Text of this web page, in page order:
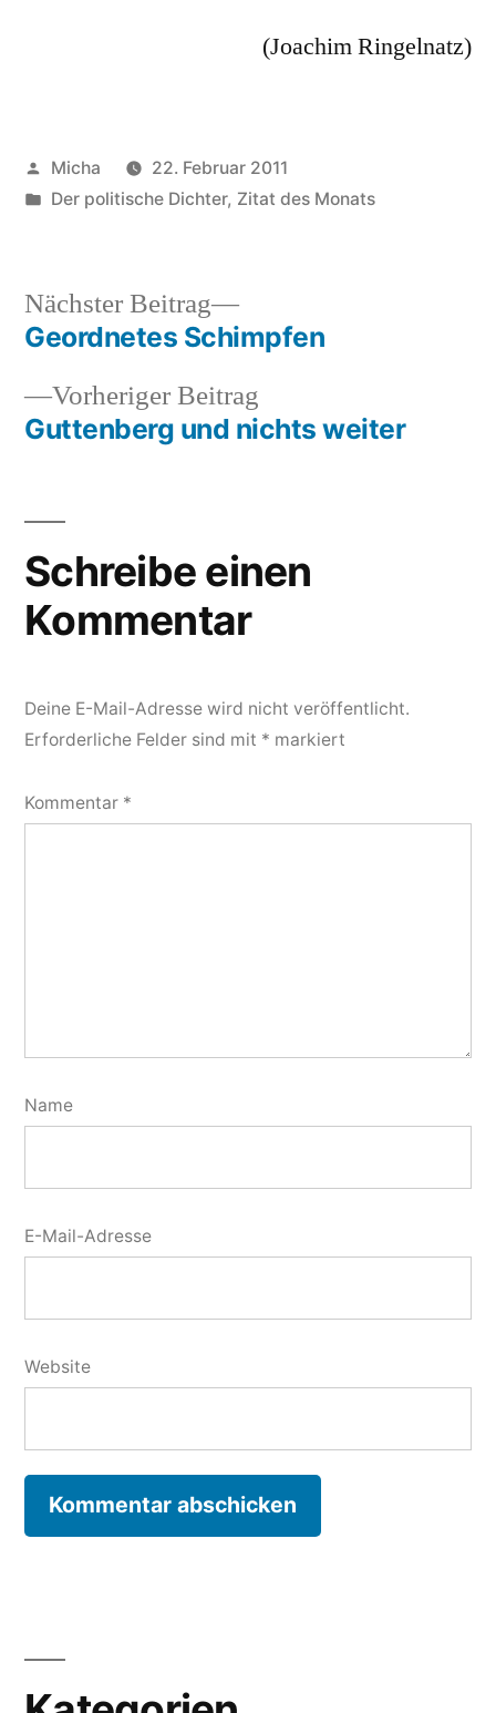
(Joachim Ringelnatz)
Veröffentlicht
von
Micha
22. Februar 2011
Veröffentlicht
Der politische Dichter, Zitat des Monats
Beitragsnavigation
Vorheriger Beitrag
Beitrag:
Guttenberg und nichts weiter
Nächster Beitrag
Nächster
Beitrag:
Geordnetes Schimpfen
Schreibe einen
Kommentar
Deine E-Mail-Adresse wird nicht veröffentlicht.
Erforderliche Felder sind mit * markiert
Kommentar *
Name
E-Mail-Adresse
Website